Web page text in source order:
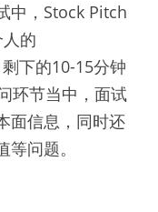
中，Stock Pitch
的
下的10-15分钟
环节当中，面试
面信息，同时还
问题。